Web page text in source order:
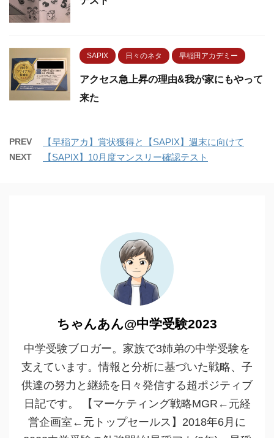
SAPIX 日々のネタ 早稲田アカデミー
アクセス急上昇の理由&我が家にもやって
来た
PREV 【早稲アカ】賞状獲得と【SAPIX】週末に向けて
NEXT 【SAPIX】10月度マンスリー確認テスト
ちゃんあん@中学受験2023
中学受験ブロガー。家族で3姉弟の中学受験を
支えています。情報と分析に基づいた戦略、子
供達の努力と継続を日々発信する超ポジティブ
日記です。 【マーケティング戦略MGR←元経
営企画室←元トップセールス】2018年6月に